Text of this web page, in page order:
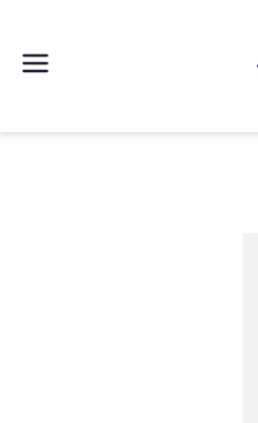
التكنولوجيا